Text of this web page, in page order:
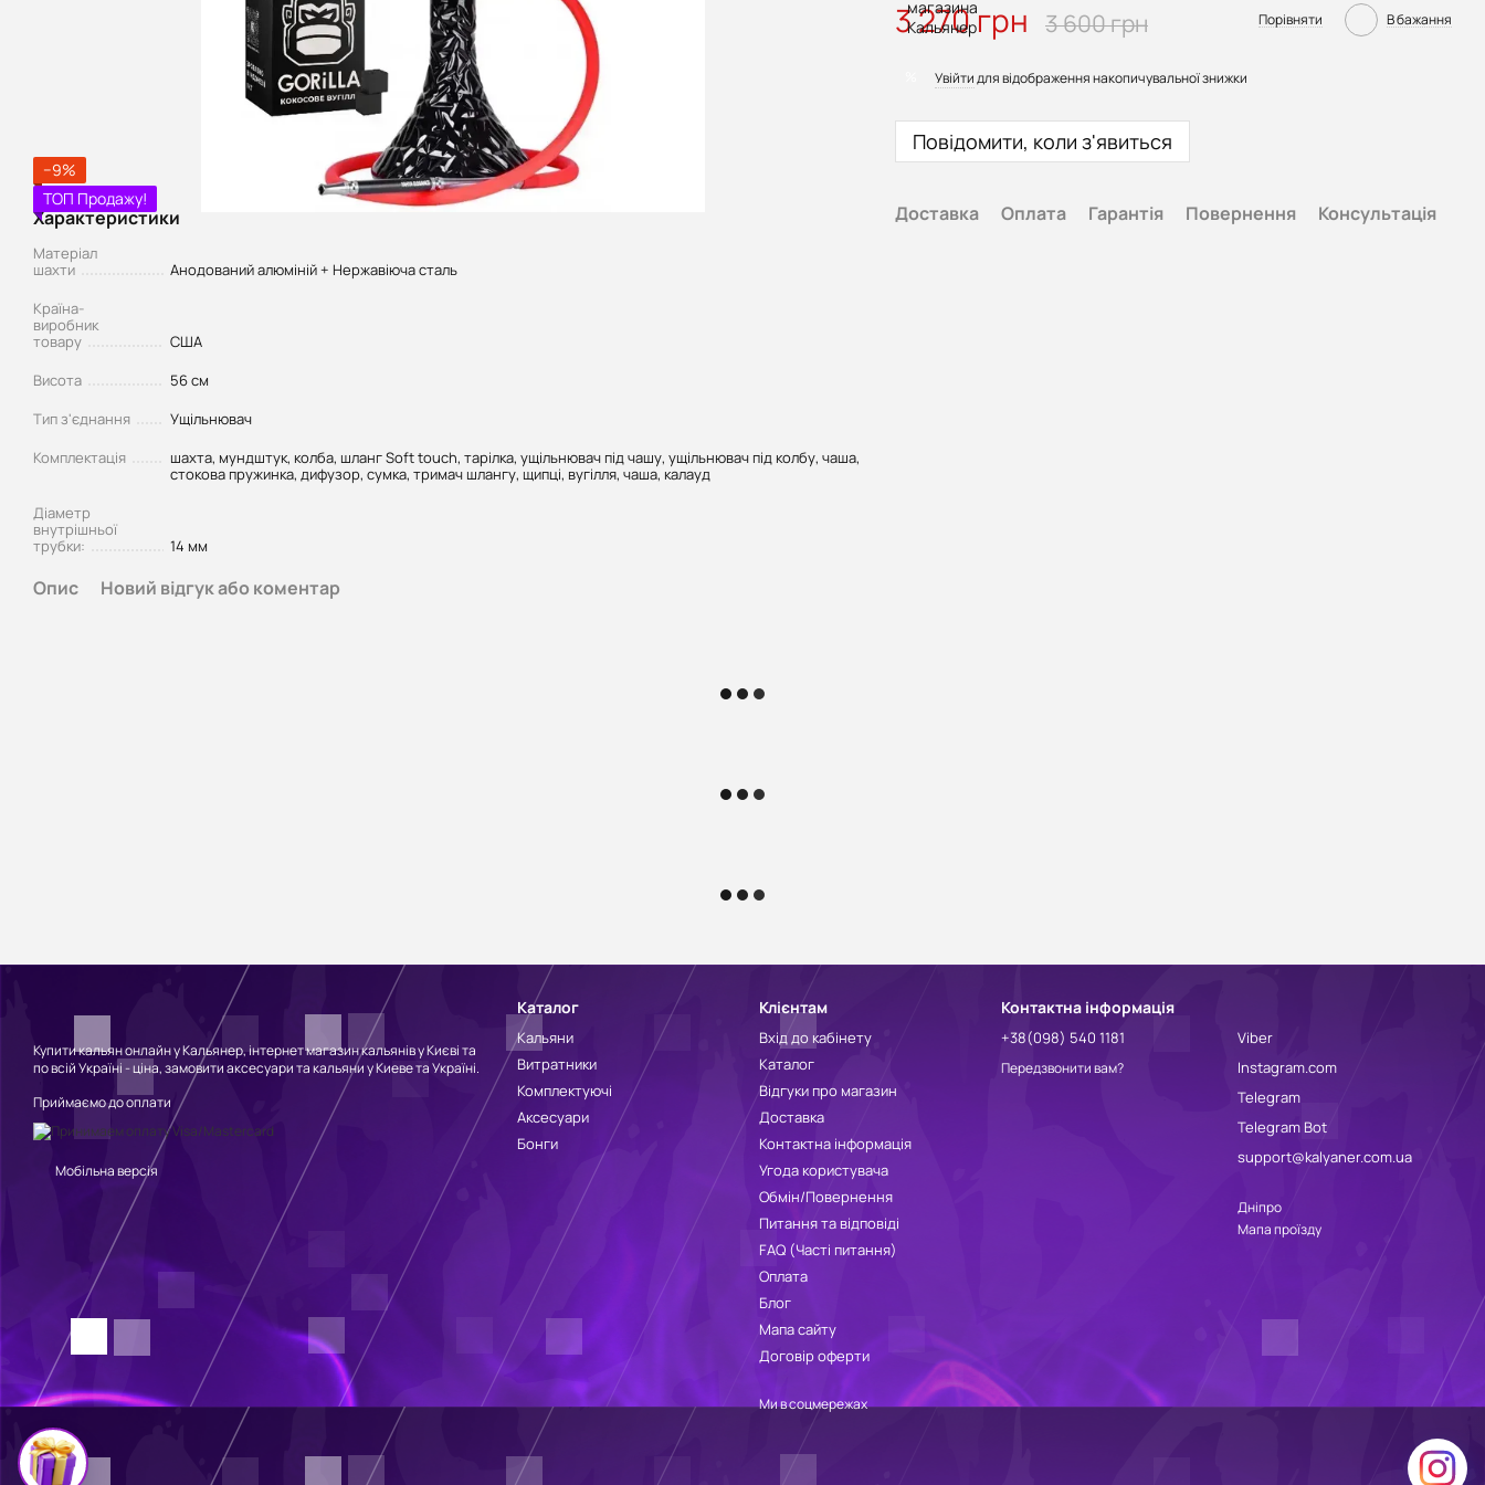
−9%
ТОП Продажу!
Характеристики
Матеріал
шахти
Анодований алюміній + Нержавіюча сталь
Країна-
виробник
товару
США
Висота
56 см
Тип з'єднання
Ущільнювач
Комплектація
шахта, мундштук, колба, шланг Soft touch, тарілка, ущільнювач під чашу, ущільнювач під колбу, чаша,
стокова пружинка, дифузор, сумка, тримач шлангу, щипці, вугілля, чаша, калауд
Діаметр
внутрішньої
трубки:
14 мм
3 270 грн 3 600 грн Порівняти В бажання
Увійтидля відображення накопичувальної знижки
Повідомити, коли з'явиться
Доставка Оплата Гарантія Повернення Консультація
Опис Новий відгук або коментар
Купити кальян онлайн у Кальянер, інтернет магазин кальянів у Києві та
по всій Україні - ціна, замовити аксесуари та кальяни у Киеве та Україні.
Приймаємо до оплати
Мобільна версія
Каталог
Кальяни
Витратники
Комплектуючі
Аксесуари
Бонги
Клієнтам
Вхід до кабінету
Каталог
Відгуки про магазин
Доставка
Контактна інформація
Угода користувача
Обмін/Повернення
Питання та відповіді
FAQ (Часті питання)
Оплата
Блог
Мапа сайту
Договір оферти
Ми в соцмережах
Контактна інформація
+38(098) 540 1181
Передзвонити вам?
Viber
Instagram.com
Telegram
Telegram Bot
support@kalyaner.com.ua
Дніпро
Мапа проїзду